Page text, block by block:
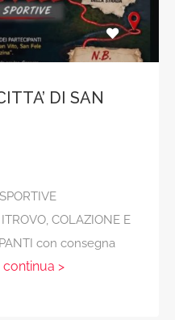
DI SAN
COLAZIONE E
con consegna
continua >